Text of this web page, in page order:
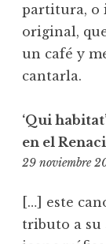
partitura, o
original,
un café y
cantarla.
‘Qui
en el
29 noviembre
[…] este
tributo a su